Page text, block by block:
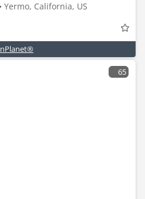
Yermo, California, US
65